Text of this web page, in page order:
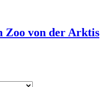
Zoo von der Arktis